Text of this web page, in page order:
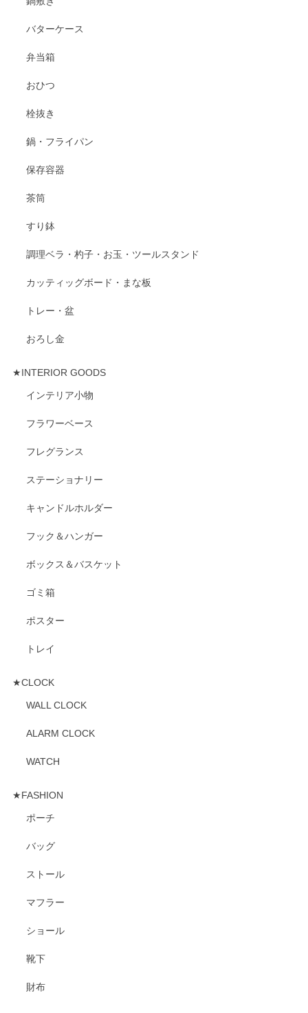
バターケース
弁当箱
おひつ
栓抜き
鍋・フライパン
保存容器
茶筒
すり鉢
調理ベラ・杓子・お玉・ツールスタンド
カッティッグボード・まな板
トレー・盆
おろし金
★INTERIOR GOODS
インテリア小物
フラワーベース
フレグランス
ステーショナリー
キャンドルホルダー
フック＆ハンガー
ボックス＆バスケット
ゴミ箱
ポスター
トレイ
★CLOCK
WALL CLOCK
ALARM CLOCK
WATCH
★FASHION
ポーチ
バッグ
ストール
マフラー
ショール
靴下
財布